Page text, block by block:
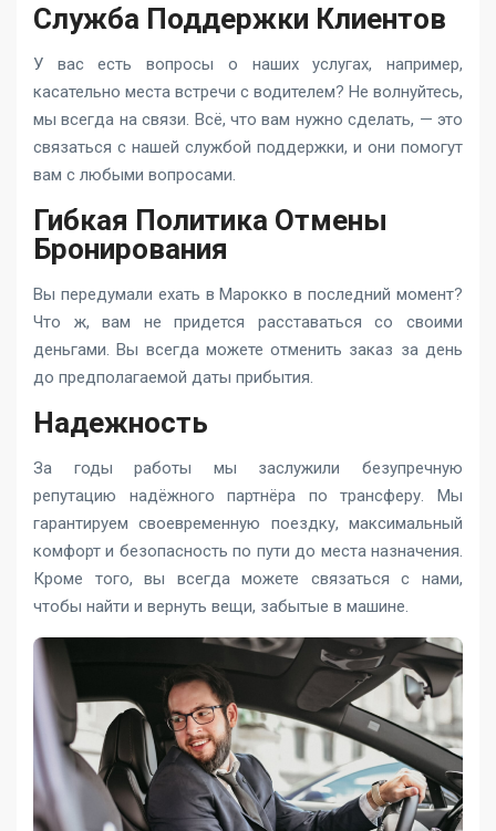
Служба Поддержки Клиентов
У вас есть вопросы о наших услугах, например,
касательно места встречи с водителем? Не волнуйтесь,
мы всегда на связи. Всё, что вам нужно сделать, — это
связаться с нашей службой поддержки, и они помогут
вам с любыми вопросами.
Гибкая Политика Отмены
Бронирования
Вы передумали ехать в Марокко в последний момент?
Что ж, вам не придется расставаться со своими
деньгами. Вы всегда можете отменить заказ за день
до предполагаемой даты прибытия.
Надежность
За годы работы мы заслужили безупречную
репутацию надёжного партнёра по трансферу. Мы
гарантируем своевременную поездку, максимальный
комфорт и безопасность по пути до места назначения.
Кроме того, вы всегда можете связаться с нами,
чтобы найти и вернуть вещи, забытые в машине.